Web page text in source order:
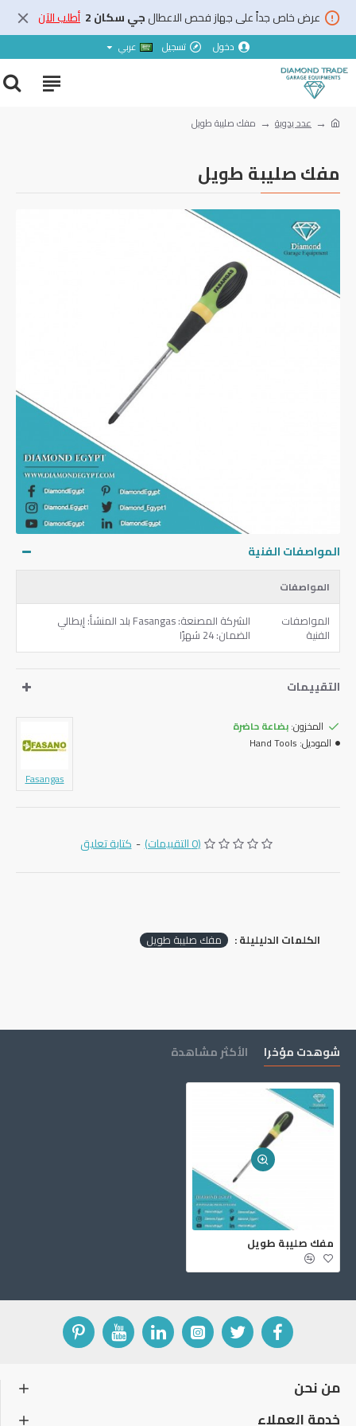
عرض خاص جداً على جهاز فحص الاعطالجي سكان 2 أطلب الآن
دخول تسجيل عربي
عدد يدوية مفك صليبة طويل
مفك صليبة طويل
المواصفات الفنية
المواصفات
المواصفات
الفنية
الشركة المصنعة: Fasangas بلد المنشأ: إيطالي
الضمان: 24 شهرًا
التقييمات
المخزون:بضاعة حاضرة
الموديل: Hand Tools
Fasangas
(0 التقييمات) - كتابة تعليق
الكلمات الدليليلة : مفك صليبة طويل
شوهدت مؤخرا الأكثر مشاهدة
مفك صليبة طويل
من نحن
خدمة العملاء